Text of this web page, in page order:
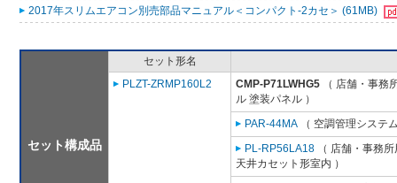
2017年スリムエアコン別売部品マニュアル＜コンパクト-2カセ＞ (61MB)
セット構成品
セット形名
PLZT-ZRMP160L2
CMP-P71LWHG5 （ 店舗・事務
ル 塗装パネル ）
PAR-44MA （ 空調管理システ
PL-RP56LA18 （ 店舗・事務
天井カセット形室内 ）